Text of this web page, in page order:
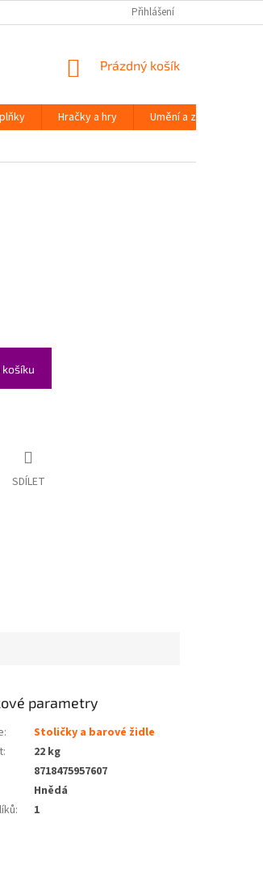
Přihlášení
NÁKUPNÍ
Prázdný košík
Hračky a hry Umění a zábava
SDÍLET
parametry
:
Stoličky a barové židle
:
22 kg
8718475957607
Hnědá
: 1